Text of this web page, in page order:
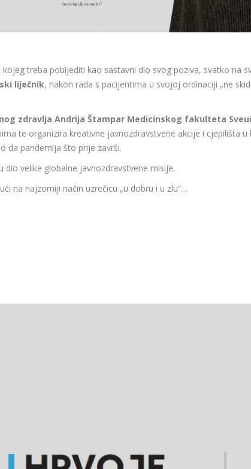
treba pobijediti kao sastavni dio svog poziva, svatko na
liječnik, nakon rada s pacijentima u svojoj ordinaciji „ne
zdravlja Andrija Štampar Medicinskog fakulteta
te organizira kreativne javnozdravstvene akcije i cjepilišta
da pandemija što prije završi.
velike globalne javnozdravstvene misije.
na najzorniji način uzrečicu „u dobru i u zlu“…